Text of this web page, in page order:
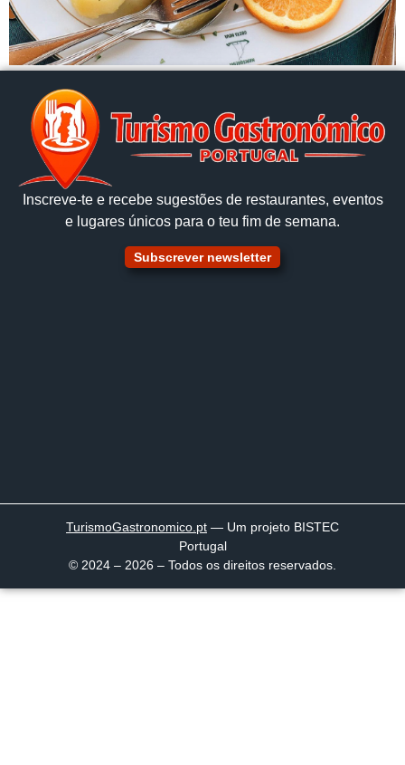
Inscreve‑te e recebe sugestões de restaurantes, eventos
e lugares únicos para o teu fim de semana.
Subscrever newsletter
TurismoGastronomico .pt — Um projeto BISTEC
Portugal
© 2024 – 2026 – Todos os direitos reservados.